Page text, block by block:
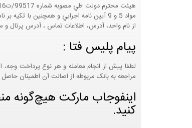
از نام واحد، آدرس، اطلاعات تماس ، آدرس پرتال
پیام پلیس فتا :
لطفا پیش از انجام معامله و هر نوع پرداخت
مراجعه به بانک مربوطه از اصالت آن اطمینان حاصل
اینفوجاب مارکت هیچ‌گونه
کنید.